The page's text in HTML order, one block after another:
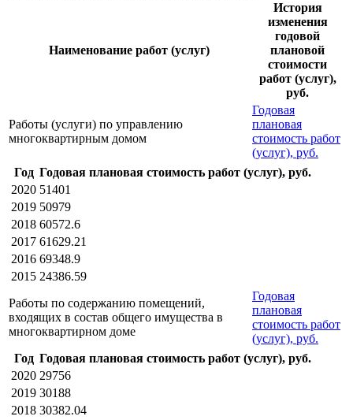
Наименование работ (услуг)
История
изменения
годовой
плановой
стоимости
работ (услуг),
руб.
Работы (услуги) по управлению
многоквартирным домом
Годовая
плановая
стоимость работ
(услуг), руб.
Год Годовая плановая стоимость работ (услуг), руб.
2020 51401
2019 50979
2018 60572.6
2017 61629.21
2016 69348.9
2015 24386.59
Работы по содержанию помещений,
входящих в состав общего имущества в
многоквартирном доме
Годовая
плановая
стоимость работ
(услуг), руб.
Год Годовая плановая стоимость работ (услуг), руб.
2020 29756
2019 30188
2018 30382.04